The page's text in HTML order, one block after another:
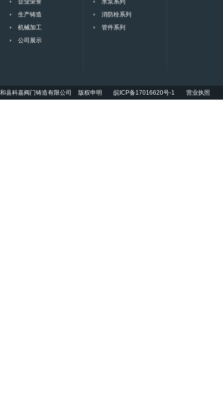
企业荣誉
生产铸造
机械加工
公司展示
水泵系列
消防栓系列
管件系列
和县科嘉阀门铸造有限公司 版权申明 皖ICP备17016620号-1 营业执照